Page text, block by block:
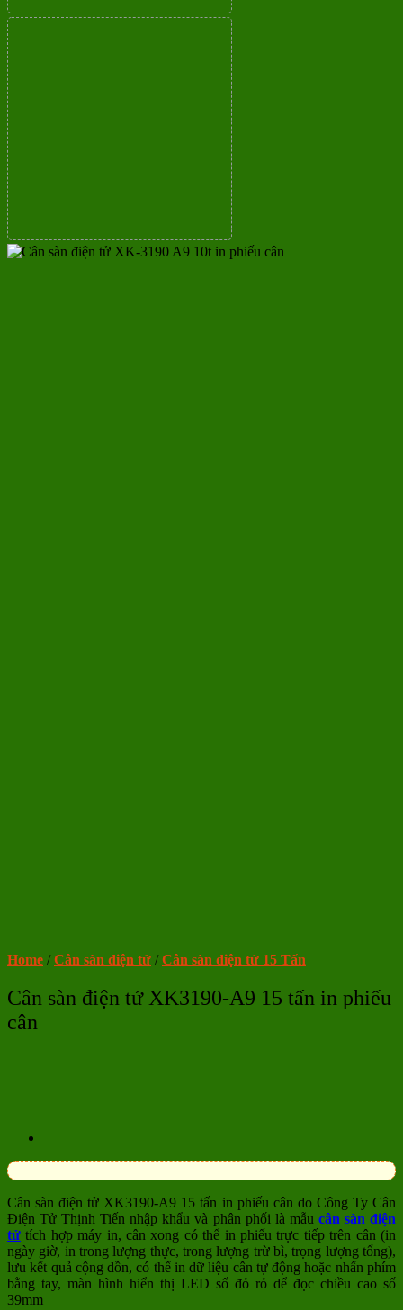
Home / Cân sàn điện tử / Cân sàn điện tử 15 Tấn
Cân sàn điện tử XK3190-A9 15 tấn in phiếu
cân
Cân sàn điện tử XK3190-A9 15 tấn in phiếu cân do Công Ty Cân
Điện Tử Thịnh Tiến nhập khẩu và phân phối là mẫu cân sàn điện
tử tích hợp máy in, cân xong có thể in phiếu trực tiếp trên cân (in
ngày giờ, in trong lượng thực, trong lượng trừ bì, trọng lượng tổng),
lưu kết quả cộng dồn, có thể in dữ liệu cân tự động hoặc nhấn phím
bằng tay, màn hình hiển thị LED số đỏ rỏ dể đọc chiều cao số
39mm